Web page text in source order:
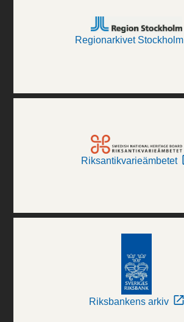
Regionarkivet Stockholm
Riksantikvarieämbetet
Riksbankens arkiv